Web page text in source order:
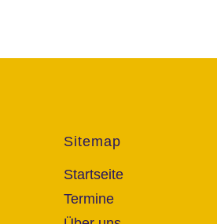
Sitemap
Startseite
Termine